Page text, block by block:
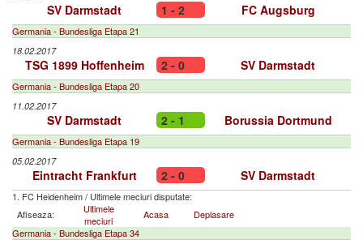
SV Darmstadt 1 - 2 FC Augsburg
Germania - Bundesliga Etapa 21
18.02.2017
TSG 1899 Hoffenheim 2 - 0 SV Darmstadt
Germania - Bundesliga Etapa 20
11.02.2017
SV Darmstadt 2 - 1 Borussia Dortmund
Germania - Bundesliga Etapa 19
05.02.2017
Eintracht Frankfurt 2 - 0 SV Darmstadt
1. FC Heidenheim/ Ultimele meciuri disputate:
Afiseaza:
Ultimele
meciuri
Acasa
Deplasare
Germania - Bundesliga Etapa 34